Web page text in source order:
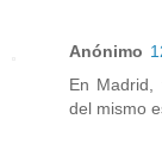
Anónimo
En Madrid,
del mismo